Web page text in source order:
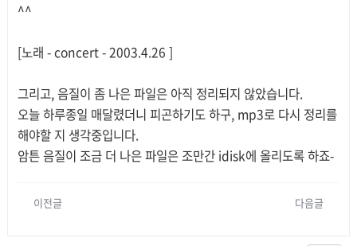
^^
[노래 - concert - 2003.4.26 ]
그리고, 음질이 좀 나은 파일은 아직 정리되지 않았습니다.
오늘 하루종일 매달렸더니 피곤하기도 하구, mp3로 다시 정리를
해야할 지 생각중입니다.
암튼 음질이 조금 더 나은 파일은 조만간 idisk에 올리도록 하죠-
이전글 다음글